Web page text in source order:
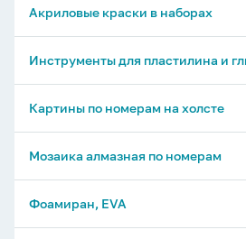
Акриловые краски в наборах
Инструменты для пластилина и
Картины по номерам на холсте
Мозаика алмазная по номерам
Фоамиран, EVA